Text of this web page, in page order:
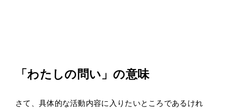
「わたしの問い」の意味
さて、具体的な活動内容に入りたいところであるけれ